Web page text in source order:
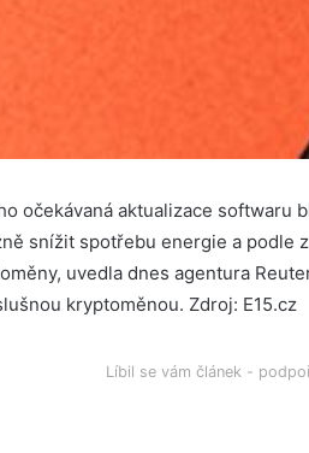
očekávaná aktualizace softwaru
snížit spotřebu energie a podle
uvedla dnes agentura
kryptoměnou. Zdroj: E15.cz
Líbil se vám článek -